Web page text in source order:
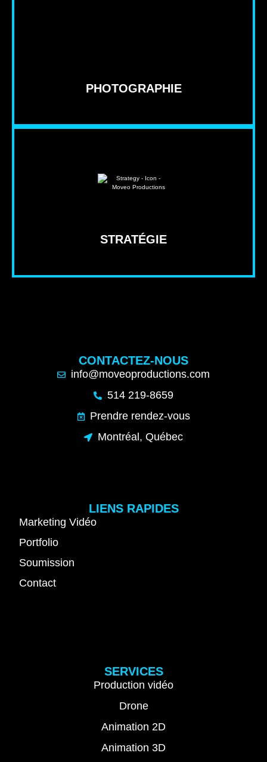
PHOTOGRAPHIE
STRATÉGIE
LIENS RAPIDES
Marketing Vidéo
Portfolio
Soumission
Contact
SERVICES
Production vidéo
Drone
Animation 2D
Animation 3D
CONTACTEZ-NOUS
info@moveoproductions.com
514 219-8659
Prendre rendez-vous
Montréal, Québec